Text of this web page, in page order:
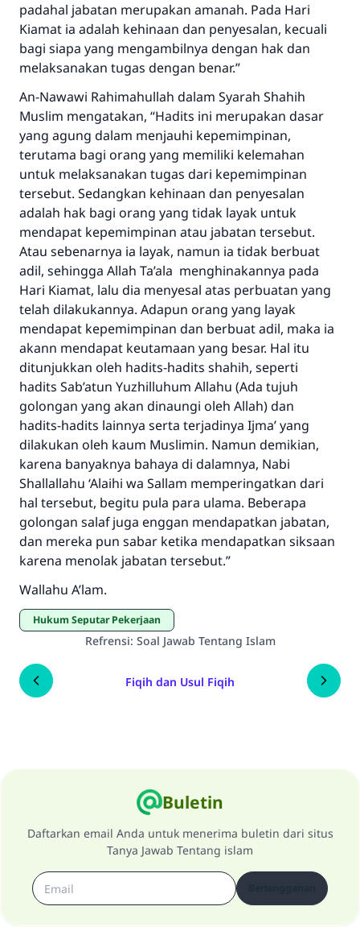
padahal jabatan merupakan amanah. Pada Hari
Kiamat ia adalah kehinaan dan penyesalan, kecuali
bagi siapa yang mengambilnya dengan hak dan
melaksanakan tugas dengan benar.”
An-Nawawi Rahimahullah dalam Syarah Shahih
Muslim mengatakan, “Hadits ini merupakan dasar
yang agung dalam menjauhi kepemimpinan,
terutama bagi orang yang memiliki kelemahan
untuk melaksanakan tugas dari kepemimpinan
tersebut. Sedangkan kehinaan dan penyesalan
adalah hak bagi orang yang tidak layak untuk
mendapat kepemimpinan atau jabatan tersebut.
Atau sebenarnya ia layak, namun ia tidak berbuat
adil, sehingga Allah Ta’ala menghinakannya pada
Hari Kiamat, lalu dia menyesal atas perbuatan yang
telah dilakukannya. Adapun orang yang layak
mendapat kepemimpinan dan berbuat adil, maka ia
akann mendapat keutamaan yang besar. Hal itu
ditunjukkan oleh hadits-hadits shahih, seperti
hadits Sab’atun Yuzhilluhum Allahu (Ada tujuh
golongan yang akan dinaungi oleh Allah)dan
hadits-hadits lainnya serta terjadinya Ijma’ yang
dilakukan oleh kaum Muslimin. Namun demikian,
karena banyaknya bahaya di dalamnya, Nabi
Shallallahu ‘Alaihi wa Sallam memperingatkan dari
hal tersebut, begitu pula para ulama. Beberapa
golongan salaf juga enggan mendapatkan jabatan,
dan mereka pun sabar ketika mendapatkan siksaan
karena menolak jabatan tersebut.”
Wallahu A’lam.
Hukum Seputar Pekerjaan
Refrensi: Soal Jawab Tentang Islam
Fiqih dan Usul Fiqih
Buletin
Daftarkan email Anda untuk menerima buletin dari situs
Tanya Jawab Tentang islam